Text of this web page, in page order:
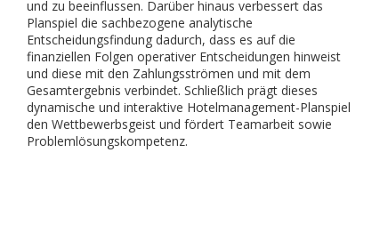
und zu beeinflussen. Darüber hinaus verbessert das
Planspiel die sachbezogene analytische
Entscheidungsfindung dadurch, dass es auf die
finanziellen Folgen operativer Entscheidungen hinweist
und diese mit den Zahlungsströmen und mit dem
Gesamtergebnis verbindet. Schließlich prägt dieses
dynamische und interaktive Hotelmanagement-Planspiel
den Wettbewerbsgeist und fördert Teamarbeit sowie
Problemlösungskompetenz.